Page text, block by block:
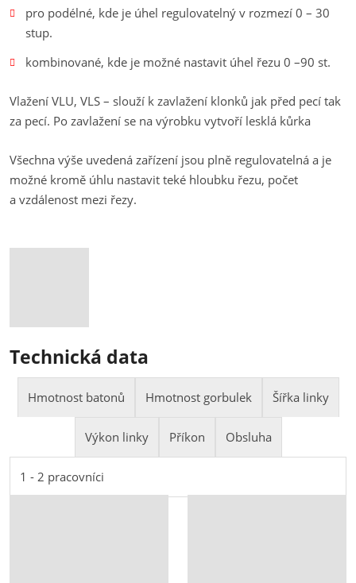
pro podélné, kde je úhel regulovatelný v rozmezí 0 – 30
stup.
kombinované, kde je možné nastavit úhel řezu 0 –90 st.
Vlažení VLU, VLS – slouží k zavlažení klonků jak před pecí tak
za pecí. Po zavlažení se na výrobku vytvoří lesklá kůrka
Všechna výše uvedená zařízení jsou plně regulovatelná a je
možné kromě úhlu nastavit teké hloubku řezu, počet
a vzdálenost mezi řezy.
Technická data
Hmotnost batonů
250 - 450g
Hmotnost gorbulek
200g
Šířka linky
2000, 2500, 3000mm
Výkon linky
800 - 4200 ks/hod
Příkon
cca 15kW
Obsluha
1 - 2 pracovníci